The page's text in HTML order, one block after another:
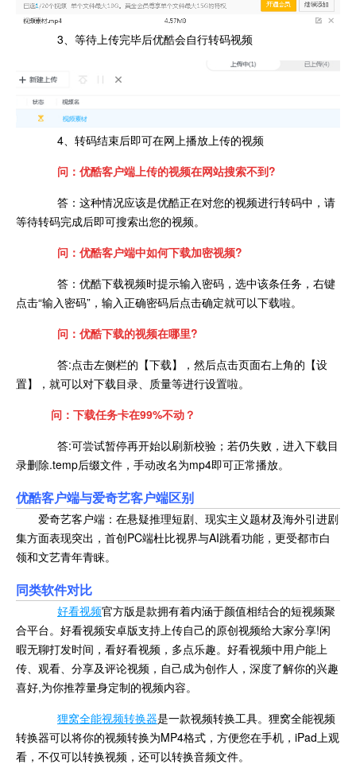
3、等待上传完毕后优酷会自行转码视频
4、转码结束后即可在网上播放上传的视频
问：优酷客户端上传的视频在网站搜索不到?
答：这种情况应该是优酷正在对您的视频进行转码中，请
等待转码完成后即可搜索出您的视频。
问：优酷客户端中如何下载加密视频?
答：优酷下载视频时提示输入密码，选中该条任务，右键
点击“输入密码”，输入正确密码后点击确定就可以下载啦。
问：优酷下载的视频在哪里?
答:点击左侧栏的【下载】，然后点击页面右上角的【设
置】，就可以对下载目录、质量等进行设置啦。
问： 下载任务卡在99%不动？
答:可尝试暂停再开始以刷新校验；若仍失败，进入下载目
录删除.temp后缀文件，手动改名为mp4即可正常播放。
优酷客户端与爱奇艺客户端区别
爱奇艺客户端：在悬疑推理短剧、现实主义题材及海外引进剧
集方面表现突出，首创PC端杜比视界与AI跳看功能，更受都市白
领和文艺青年青睐。
同类软件对比
好看视频官方版是款拥有着内涵于颜值相结合的短视频聚
合平台。好看视频安卓版支持上传自己的原创视频给大家分享!闲
暇无聊打发时间，看好看视频，多点乐趣。好看视频中用户能上
传、观看、分享及评论视频，自己成为创作人，深度了解你的兴趣
喜好,为你推荐量身定制的视频内容。
狸窝全能视频转换器是一款视频转换工具。狸窝全能视频
转换器可以将你的视频转换为MP4格式，方便您在手机，iPad上观
看，不仅可以转换视频，还可以转换音频文件。